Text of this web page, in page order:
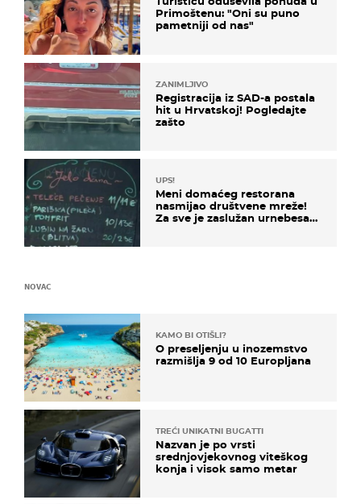
Primoštenu: "Oni su puno
pametniji od nas"
ZANIMLJIVO
Registracija iz SAD-a postala
hit u Hrvatskoj! Pogledajte
zašto
UPS!
Meni domaćeg restorana
nasmijao društvene mreže!
Za sve je zaslužan urnebesan
NOVAC
KAMO BI OTIŠLI?
O preseljenju u inozemstvo
razmišlja 9 od 10 Europljana
TREĆI UNIKATNI BUGATTI
Nazvan je po vrsti
srednjovjekovnog viteškog
konja i visok samo metar